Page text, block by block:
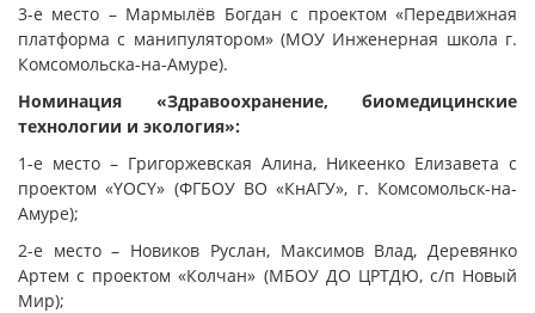
3-е место – Мармылёв Богдан с проектом «Передвижная
платформа с манипулятором» (МОУ Инженерная школа г.
Комсомольска-на-Амуре).
Номинация «Здравоохранение, биомедицинские
технологии и экология»:
1-е место – Григоржевская Алина, Никеенко Елизавета с
проектом «YOCY» (ФГБОУ ВО «КнАГУ», г. Комсомольск-на-
Амуре);
2-е место – Новиков Руслан, Максимов Влад, Деревянко
Артем с проектом «Колчан» (МБОУ ДО ЦРТДЮ, с/п Новый
Мир);